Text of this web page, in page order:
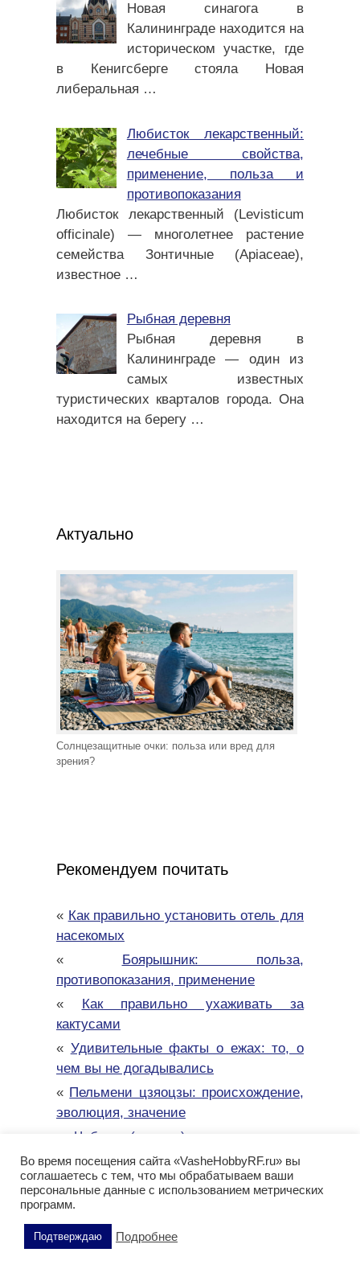
Новая синагога в
Калининграде находится на
историческом участке, где
в Кенигсберге стояла Новая
либеральная …
Любисток лекарственный:
лечебные свойства,
применение, польза и
противопоказания
Любисток лекарственный (Levisticum
officinale) — многолетнее растение
семейства Зонтичные (Apiaceae),
известное …
Рыбная деревня
Рыбная деревня в
Калининграде — один из
самых известных
туристических кварталов города. Она
находится на берегу …
Актуально
Солнцезащитные очки: польза или вред для
зрения?
Рекомендуем почитать
« Как правильно установить отель для
насекомых
« Боярышник: польза,
противопоказания, применение
« Как правильно ухаживать за
кактусами
« Удивительные факты о ежах: то, о
чем вы не догадывались
« Пельмени цзяоцзы: происхождение,
эволюция, значение
Чабрец (тимьян): польза, состав,
противопоказания
«Черемша: польза и возможный вред
для организма
«Огурцы: польза и возможный вред
для здоровья
Во время посещения сайта «VasheHobbyRF.ru» вы
соглашаетесь с тем, что мы обрабатываем ваши
персональные данные с использованием метрических
программ.
Подтверждаю Подробнее